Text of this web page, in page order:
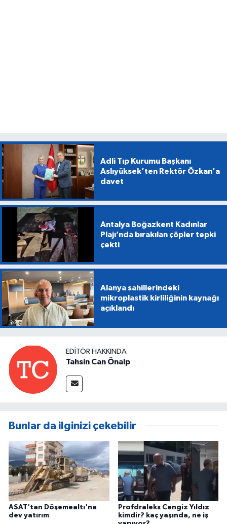
Adli Tıp Kurumu Başkanı
Aslıyüksek’ten Rektör Özkan'a
davet
Antalya Boğazkent Kadınlar
Plajı’nda bırakılan çöpler tepki
çekti
Alanya sahillerindeki
mikroplastik kirliliğinin kaynağı
açıklandı
EDITÖR HAKKINDA
Tahsin Can Önalp
Bunlar da ilginizi çekebilir
ASAT'tan Döşemealtı'na
dev yatırım
Profdraleks Cengiz Yıldız
kimdir? kaç yaşında, ne iş